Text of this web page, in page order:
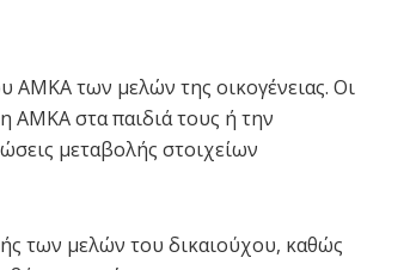
ΑΜΚΑ των μελών της οικογένειας. Οι
ΑΜΚΑ στα παιδιά τους ή την
μεταβολής στοιχείων
των μελών του δικαιούχου, καθώς